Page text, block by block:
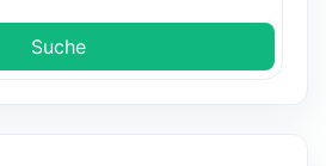
Suche